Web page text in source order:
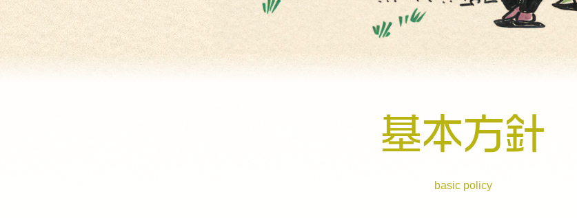
基本方針
basic policy